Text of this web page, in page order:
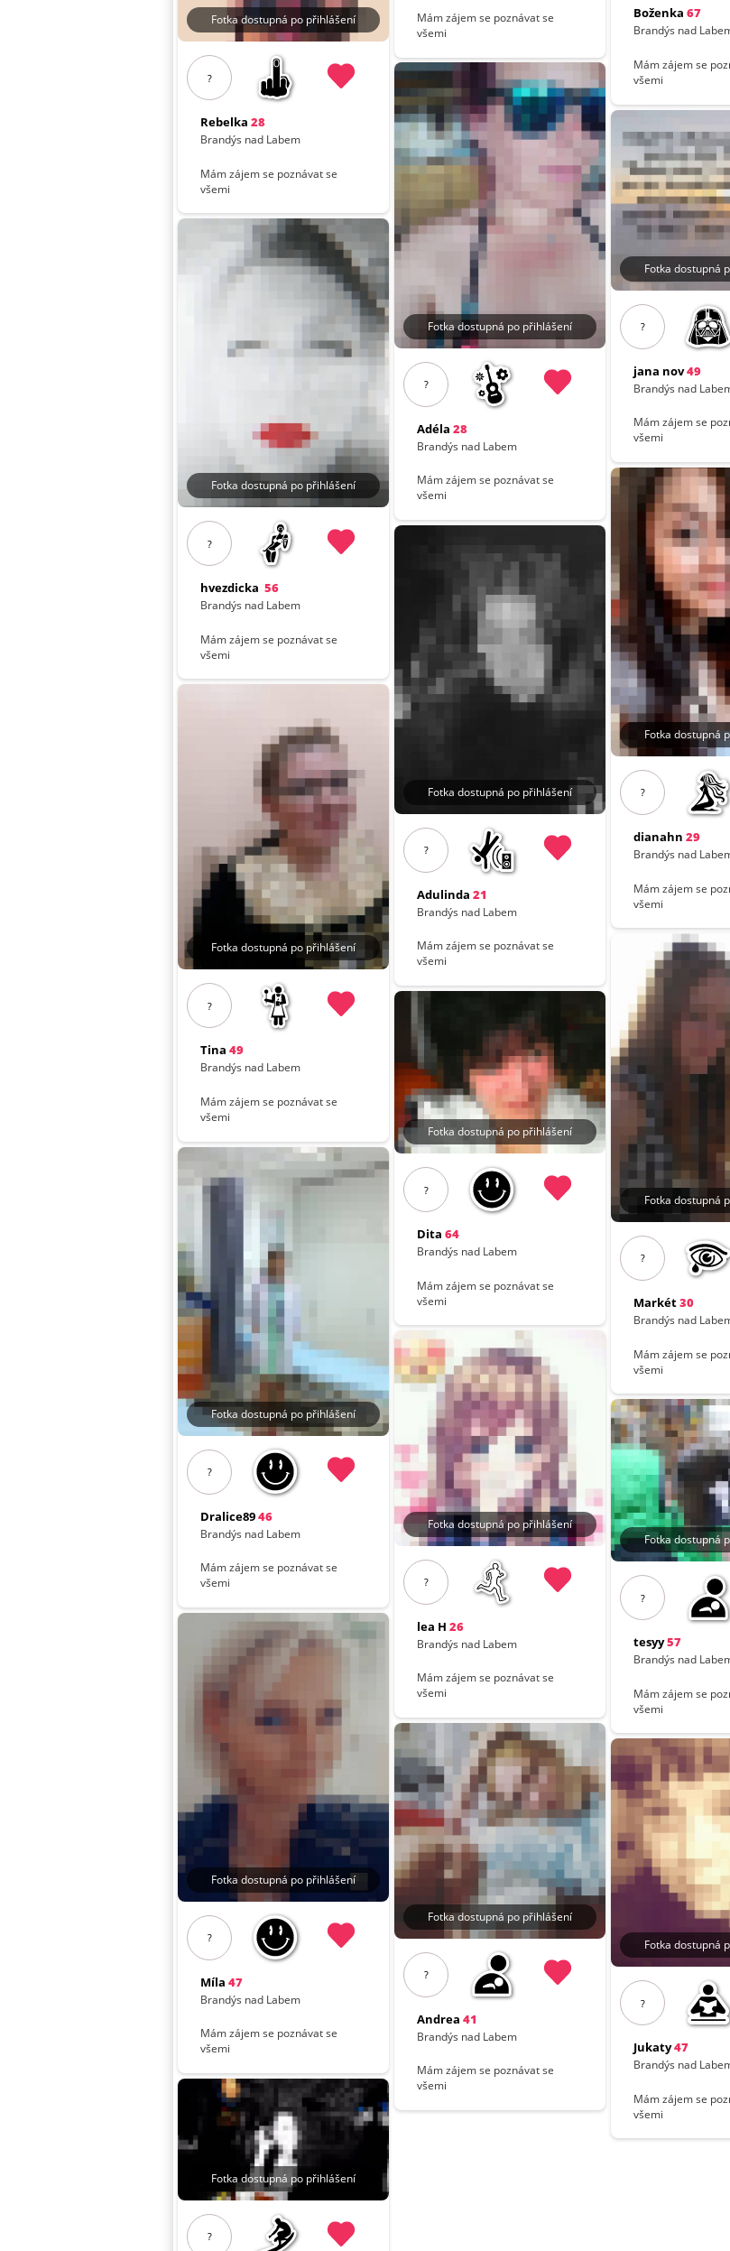
Fotka dostupná po přihlášení
?
Rebelka 28
Brandýs nad Labem
Mám zájem se poznávat se
všemi
Fotka dostupná po přihlášení
?
hvezdicka 56
Brandýs nad Labem
Mám zájem se poznávat se
všemi
Fotka dostupná po přihlášení
?
Tina 49
Brandýs nad Labem
Mám zájem se poznávat se
všemi
Fotka dostupná po přihlášení
?
Dralice8946
Brandýs nad Labem
Mám zájem se poznávat se
všemi
Fotka dostupná po přihlášení
?
Míla 47
Brandýs nad Labem
Mám zájem se poznávat se
všemi
Fotka dostupná po přihlášení
?
Mám zájem se poznávat se
všemi
Fotka dostupná po přihlášení
?
Adéla 28
Brandýs nad Labem
Mám zájem se poznávat se
všemi
Fotka dostupná po přihlášení
?
Adulinda 21
Brandýs nad Labem
Mám zájem se poznávat se
všemi
Fotka dostupná po přihlášení
?
Dita 64
Brandýs nad Labem
Mám zájem se poznávat se
všemi
Fotka dostupná po přihlášení
?
lea H 26
Brandýs nad Labem
Mám zájem se poznávat se
všemi
Fotka dostupná po přihlášení
?
Andrea 41
Brandýs nad Labem
Mám zájem se poznávat se
všemi
Boženka 67
Brandýs nad
Mám zájem se
všemi
Fotka dostupná
?
jana nov49
Brandýs nad
Mám zájem se
všemi
Fotka dostupná
?
dianahn 29
Brandýs nad
Mám zájem se
všemi
Fotka dostupná
?
Markét30
Brandýs nad
Mám zájem se
všemi
Fotka dostupná
?
tesyy57
Brandýs nad
Mám zájem se
všemi
Fotka dostupná
?
Jukaty47
Brandýs nad
Mám zájem se
všemi